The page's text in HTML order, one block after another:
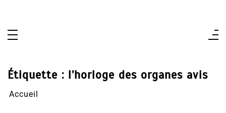
Étiquette : l’horloge des organes avis
Accueil